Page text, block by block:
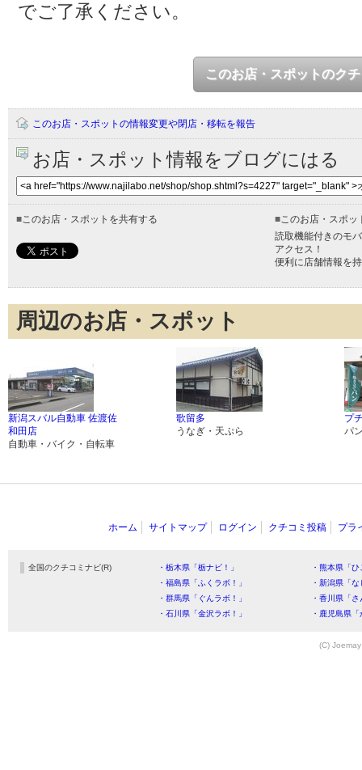
でご了承ください。
このお店・スポットのク
このお店・スポットの情報変更や閉店・移転を報告
お店・スポット情報をブログにはる
■このお店・スポットを共有する ■このお店・スポッ
読取機能付きのモ
アクセス！
便利に店舗情報を
周辺のお店・スポット
新潟スバル自動車 佐渡佐
和田店
自動車・バイク・自転車
歌留多
うなぎ・天ぷら
プ
パ
ホーム サイトマップ ログイン クチコミ投稿 プラ
全国のクチコミナビ(R) ・栃木県「栃ナビ！」
・熊本県「
・福島県「ふくラボ！」
・新潟県「
・群馬県「ぐんラボ！」
・香川県「
・石川県「金沢ラボ！」
・鹿児島県
(C)